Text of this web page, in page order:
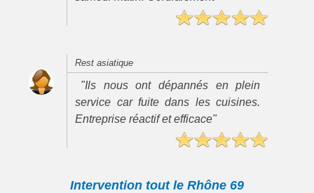
Rest asiatique
"Ils nous ont dépannés en plein
service car fuite dans les cuisines.
Entreprise réactif et efficace"
Intervention tout le Rhône 69